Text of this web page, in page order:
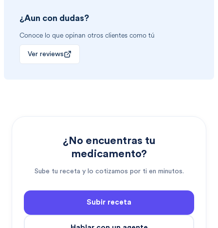
¿Aun con dudas?
Conoce lo que opinan otros clientes como tú
Ver reviews
¿No encuentras tu
medicamento?
Sube tu receta y lo cotizamos por ti en minutos.
Subir receta